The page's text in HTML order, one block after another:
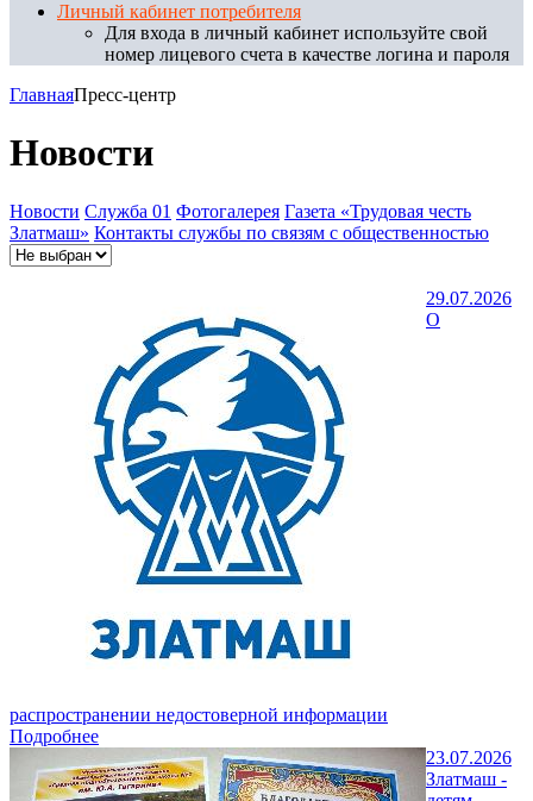
Личный кабинет потребителя
Для входа в личный кабинет используйте свой
номер лицевого счета в качестве логина и пароля
ГлавнаяПресс-центр
Новости
Новости Служба 01 Фотогалерея Газета «Трудовая честь
Златмаш» Контакты службы по связям с общественностью
29.07.2026
О
распространении недостоверной информации
Подробнее
23.07.2026
Златмаш -